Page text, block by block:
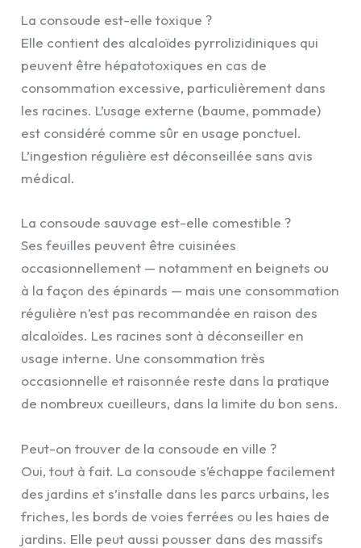
La consoude est-elle toxique ?
Elle contient des alcaloïdes pyrrolizidiniques qui
peuvent être hépatotoxiques en cas de
consommation excessive, particulièrement dans
les racines. L’usage externe (baume, pommade)
est considéré comme sûr en usage ponctuel.
L’ingestion régulière est déconseillée sans avis
médical.
La consoude sauvage est-elle comestible ?
Ses feuilles peuvent être cuisinées
occasionnellement — notamment en beignets ou
à la façon des épinards — mais une consommation
régulière n’est pas recommandée en raison des
alcaloïdes. Les racines sont à déconseiller en
usage interne. Une consommation très
occasionnelle et raisonnée reste dans la pratique
de nombreux cueilleurs, dans la limite du bon sens.
Peut-on trouver de la consoude en ville ?
Oui, tout à fait. La consoude s’échappe facilement
des jardins et s’installe dans les parcs urbains, les
friches, les bords de voies ferrées ou les haies de
jardins. Elle peut aussi pousser dans des massifs